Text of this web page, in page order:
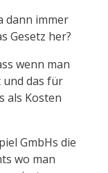
dann immer
Gesetz her?
wenn man
das für
als Kosten
GmbHs die
wo man